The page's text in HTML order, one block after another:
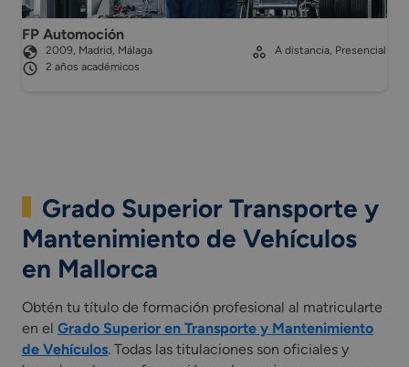
FP Automoción
2009, Madrid, Málaga
2 años académicos
A distancia, Presencial
Grado Superior Transporte y
Mantenimiento de Vehículos
en Mallorca
Obtén tu título de formación profesional al matricularte
en el Grado Superior en Transporte y Mantenimiento
de Vehículos. Todas las titulaciones son oficiales y